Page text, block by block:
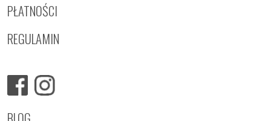
PŁATNOŚCI
REGULAMIN